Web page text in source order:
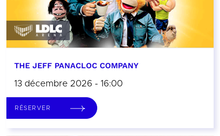
THE JEFF PANACLOC COMPANY
13 décembre 2026 - 16:00
RÉSERVER